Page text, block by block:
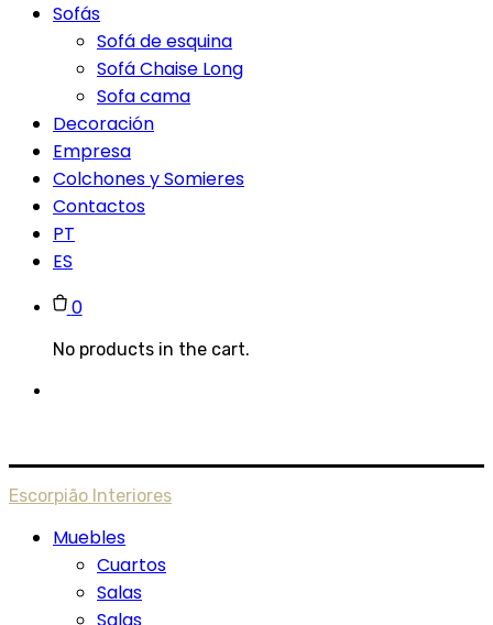
Sofás
Sofá de esquina
Sofá Chaise Long
Sofa cama
Decoración
Empresa
Colchones y Somieres
Contactos
PT
ES
0
No products in the cart.
Escorpião Interiores
Muebles
Cuartos
Salas